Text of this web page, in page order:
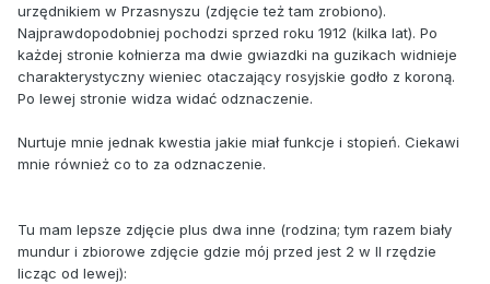
urzędnikiem w Przasnyszu (zdjęcie też tam zrobiono).
Najprawdopodobniej pochodzi sprzed roku 1912 (kilka lat). Po
każdej stronie kołnierza ma dwie gwiazdki na guzikach widnieje
charakterystyczny wieniec otaczający rosyjskie godło z koroną.
Po lewej stronie widza widać odznaczenie.
Nurtuje mnie jednak kwestia jakie miał funkcje i stopień. Ciekawi
mnie również co to za odznaczenie.
Tu mam lepsze zdjęcie plus dwa inne (rodzina; tym razem biały
mundur i zbiorowe zdjęcie gdzie mój przed jest 2 w II rzędzie
licząc od lewej):